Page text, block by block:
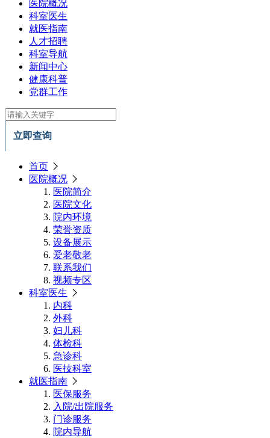
医院概况
科室医生
就医指南
人才招聘
科室导航
新闻中心
健康科普
党群工作
立即查询
首页
医院概况
医院简介
医院文化
院内环境
荣誉资质
设备展示
爱老敬老
联系我们
视频专区
科室医生
内科
外科
妇儿科
体检科
急诊科
医技科室
就医指南
医保服务
入院/出院服务
门诊服务
院内导航